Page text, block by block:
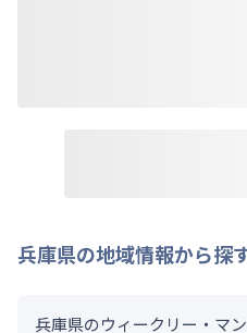
兵庫県の地域情報から探
兵庫県のウィークリー・マ